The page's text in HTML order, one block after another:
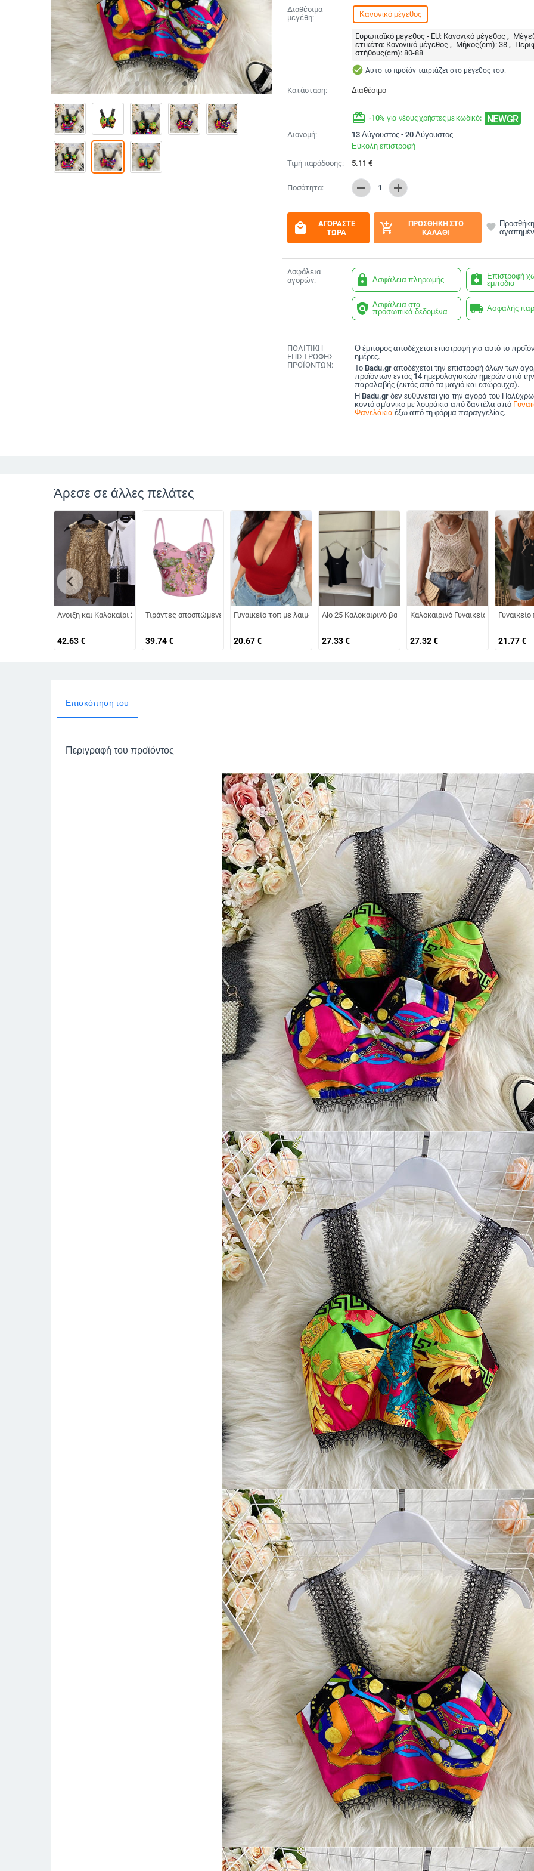
Διαθέσιμα
μεγέθη:
Κανονικό μέγεθος
Ευρωπαϊκό μέγεθος - EU: Κανονικό μέγεθος
ετικέτα: Κανονικό μέγεθος Μήκος(cm): 38
στήθους(cm): 80-88
check_circle Αυτό το προϊόν ταιριάζει στο μέγεθος του.
Κατάσταση: Διαθέσιμο
redeem -10% για νέους χρήστες με κωδικό: NEWGR
Διανομή:
13 Αύγουστος - 20 Αύγουστος
Εύκολη επιστροφή
Τιμή παράδοσης:
5.11 €
Ποσότητα: remove 1 add
local_mall
ΑΓΟΡΆΣΤΕ
ΤΏΡΑ
add_shopping_cart
ΠΡΟΣΘΉΚΗ ΣΤΟ
ΚΑΛΆΘΙ
favorite
Ασφάλεια
αγορών:
lock Ασφάλεια πληρωμής assignment_return Επιστροφή
εμπόδια
policy Ασφάλεια στα
προσωπικά δεδομένα
local_shipping Ασφαλής
ΠΟΛΙΤΙΚΗ
ΕΠΙΣΤΡΟΦΗΣ
ΠΡΟΪΟΝΤΩΝ:
Ο έμπορος αποδέχεται επιστροφή για αυτό το
ημέρες.
Το Badu.gr αποδέχεται την επιστροφή όλων των
προϊόντων εντός 14 ημερολογιακών ημερών από
παραλαβής (εκτός από τα μαγιό και εσώρουχα).
Η Badu.gr δεν ευθύνεται για την αγορά του
κοντό αμ'ανικο με λουράκια από δαντέλα από
Φανελάκια έξω από τη φόρμα παραγγελίας.
Άρεσε σε άλλες πελάτες
Άνοιξη και Καλοκαίρι 2020 Σέξι κοντό αμάνικο τοπ με στρογγυλή λαιμόκοψη και σχισμένο μπροστά και πίσω, με πούλιες και perspective
42.63€
Τιράντες αποσπώμενες, χειροποίητο κέντημα με λουλούδια και χάντρες, κορσέ με ενίσχυση, ρετρό στυλ,
39.74€
Γυναικείο τοπ με λαιμό halter, σέξι στυλ, εφαρμοστό, κοντό μήκος, μονόχρωμο ύφασμα
20.67€
Alo 25 Καλοκαιρινό βασικό γυναικείο τοπ με καθημερινό
27.33€
Καλοκαιρινό Γυναικείο Πλεκτό
27.32€ 21.77€
chevron_left
Επισκόπηση του
Περιγραφή του προϊόντος